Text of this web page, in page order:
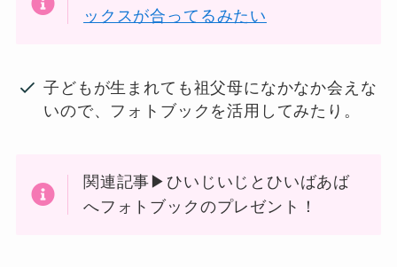
ックスが合ってるみたい
子どもが生まれても祖父母になかなか会えな
いので、フォトブックを活用してみたり。
関連記事▶ひいじいじとひいばあば
へフォトブックのプレゼント！